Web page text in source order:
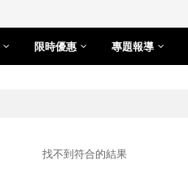
限時優惠 專題報導
找不到符合的結果